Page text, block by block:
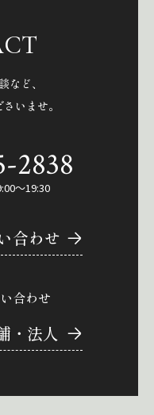
など、
いませ。
2838
～19:30
合わせ
合わせ
・法人